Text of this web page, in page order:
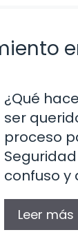
¿Qué
ser
proceso
confuso y
Leer más